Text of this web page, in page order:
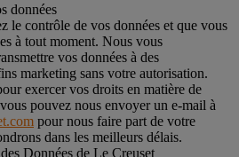
données
le contrôle de vos données et que vous
à tout moment. Nous vous
vos données à des
marketing sans votre autorisation.
exercer vos droits en matière de
pouvez nous envoyer un e-mail à
pour nous faire part de votre
dans les meilleurs délais.
Données de Le Creuset